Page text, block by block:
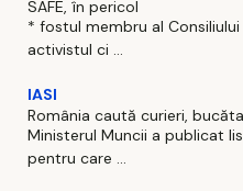
SAFE, în pericol
* fostul membru al Consiliului
activistul ci ...
IASI
România caută curieri,
Ministerul Muncii a publicat
pentru care ...